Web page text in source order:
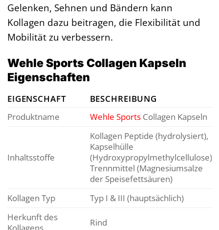
Gelenken, Sehnen und Bändern kann
Kollagen dazu beitragen, die Flexibilität und
Mobilität zu verbessern.
Wehle Sports Collagen Kapseln
Eigenschaften
EIGENSCHAFT
BESCHREIBUNG
Produktname
Wehle SportsCollagen Kapseln
Inhaltsstoffe
Kollagen Peptide (hydrolysiert),
Kapselhülle
(Hydroxypropylmethylcellulose),
Trennmittel (Magnesiumsalze
der Speisefettsäuren)
Kollagen Typ
Typ I & III (hauptsächlich)
Herkunft des
Rind